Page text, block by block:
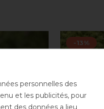
-13%
personnelles des
et les publicités, pour
des données a lieu